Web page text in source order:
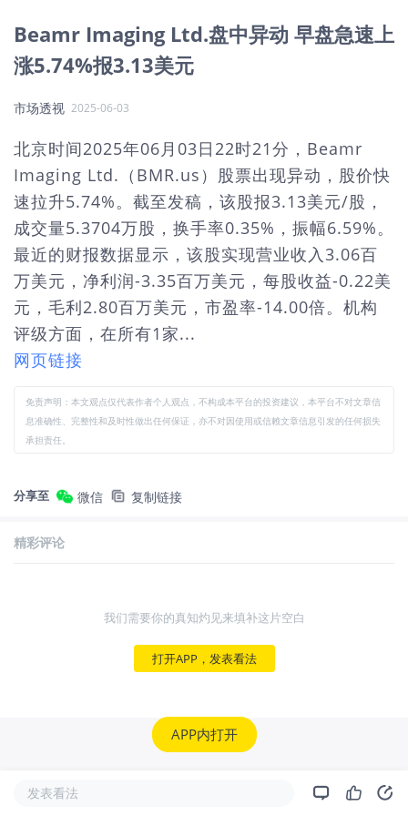
Beamr Imaging Ltd.盘中异动 早盘急速上
涨5.74%报3.13美元
市场透视 2025-06-03
北京时间2025年06月03日22时21分，Beamr
Imaging Ltd.（BMR.us）股票出现异动，股价快
速拉升5.74%。截至发稿，该股报3.13美元/股，
成交量5.3704万股，换手率0.35%，振幅6.59%。
最近的财报数据显示，该股实现营业收入3.06百
万美元，净利润-3.35百万美元，每股收益-0.22美
元，毛利2.80百万美元，市盈率-14.00倍。机构
评级方面，在所有1家...
网页链接
免责声明：本文观点仅代表作者个人观点，不构成本平台的投资建议，本平台不对文章信
息准确性、完整性和及时性做出任何保证，亦不对因使用或信赖文章信息引发的任何损失
承担责任。
分享至 微信 复制链接
精彩评论
我们需要你的真知灼见来填补这片空白
打开APP，发表看法
APP内打开
发表看法